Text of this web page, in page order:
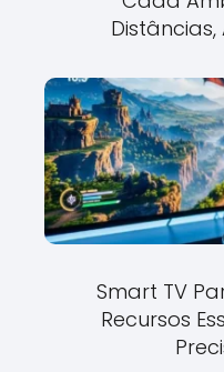
Distâncias,
Smart TV
Recursos